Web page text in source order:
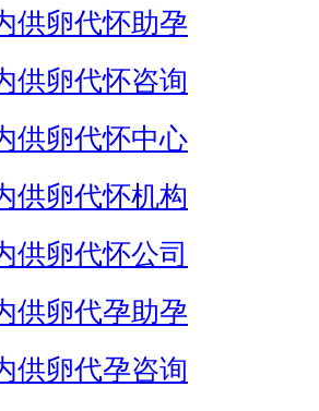
供卵代怀助孕
供卵代怀咨询
供卵代怀中心
供卵代怀机构
供卵代怀公司
供卵代孕助孕
供卵代孕咨询